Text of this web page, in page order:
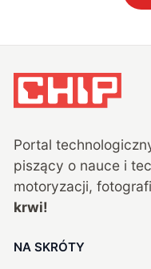
Portal
piszący o nauce i
motoryzacji,
krwi!
NA SKRÓTY